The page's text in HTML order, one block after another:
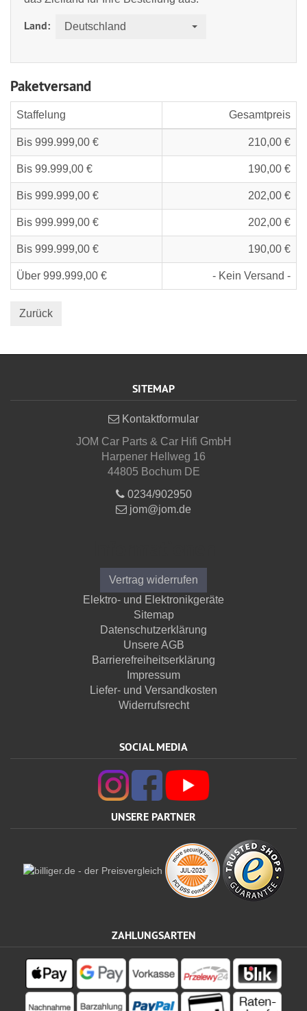
Land: Deutschland
Paketversand
Staffelung Gesamtpreis
Bis 999.999,00 € 210,00 €
Bis 99.999,00 € 190,00 €
Bis 999.999,00 € 202,00 €
Bis 999.999,00 € 202,00 €
Bis 999.999,00 € 190,00 €
Über 999.999,00 € - Kein Versand -
Zurück
SITEMAP
Kontaktformular
JOM Car Parts & Car Hifi GmbH
Harpener Hellweg 16
44805 Bochum DE
0234/902950
jom@jom.de
Vertrag widerrufen
Elektro- und Elektronikgeräte
Sitemap
Datenschutzerklärung
Unsere AGB
Barrierefreiheitserklärung
Impressum
Liefer- und Versandkosten
Widerrufsrecht
SOCIAL MEDIA
UNSERE PARTNER
ZAHLUNGSARTEN